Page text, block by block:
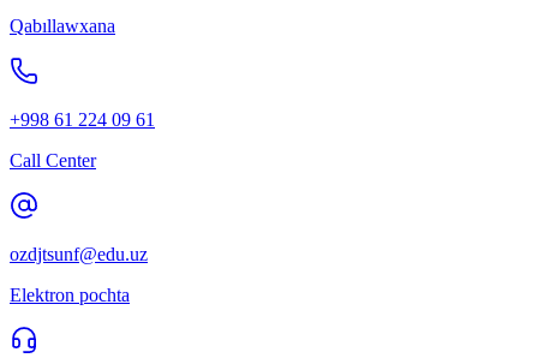
Qabıllawxana
+998 61 224 09 61
Call Center
ozdjtsunf@edu.uz
Elektron pochta